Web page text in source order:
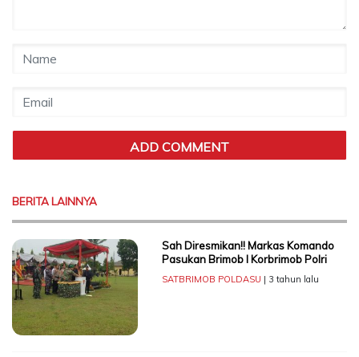
BERITA LAINNYA
Sah Diresmikan!! Markas Komando
Pasukan Brimob I Korbrimob Polri
SATBRIMOB POLDASU | 3 tahun lalu